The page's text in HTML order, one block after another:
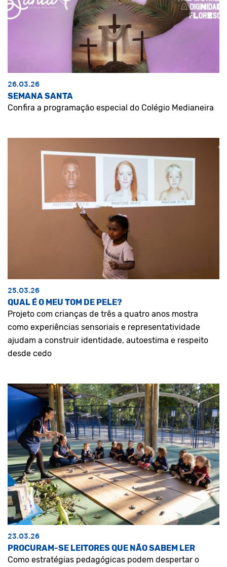
26.03.26
SEMANA SANTA
Confira a programação especial do Colégio Medianeira
25.03.26
QUAL É O MEU TOM DE PELE?
Projeto com crianças de três a quatro anos mostra
como experiências sensoriais e representatividade
ajudam a construir identidade, autoestima e respeito
desde cedo
23.03.26
PROCURAM-SE LEITORES QUE NÃO SABEM LER
Como estratégias pedagógicas podem despertar o